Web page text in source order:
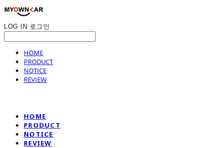
LOG IN 로그인
HOME
PRODUCT
NOTICE
REVIEW
HOME
PRODUCT
NOTICE
REVIEW